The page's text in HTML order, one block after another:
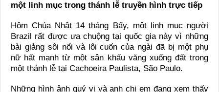
một linh mục trong thánh lễ truyền hình trực tiếp
Hôm Chúa Nhật 14 tháng Bẩy, một linh mục người
Brazil rất được ưa chuộng tại quốc gia này vì những
bài giảng sôi nổi và lôi cuốn của ngài đã bị một phụ
nữ hất mạnh từ một sân khấu văng xuống đất trong
một thánh lễ tại Cachoeira Paulista, São Paulo.
Những hình ảnh quý vị và anh chị em đang xem thấy